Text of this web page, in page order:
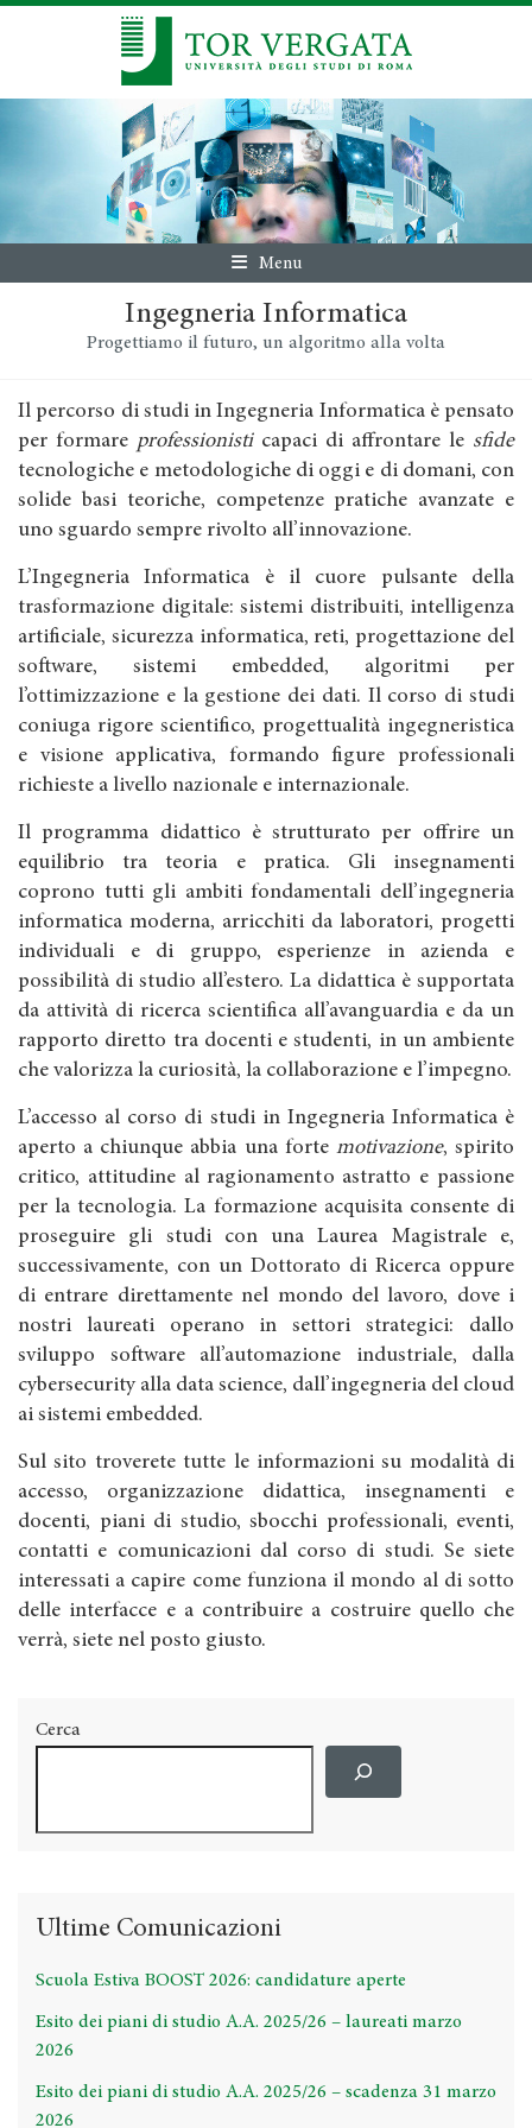
Menu
Ingegneria Informatica
Progettiamo il futuro, un algoritmo alla volta
Il percorso di studi in Ingegneria Informatica è pensato
per formare professionisticapaci di affrontare le sfide
tecnologiche e metodologiche di oggi e di domani, con
solide basi teoriche, competenze pratiche avanzate e
uno sguardo sempre rivolto all’innovazione.
L’Ingegneria Informatica è il cuore pulsante della
trasformazione digitale: sistemi distribuiti, intelligenza
artificiale, sicurezza informatica, reti, progettazione del
software, sistemi embedded, algoritmi per
l’ottimizzazione e la gestione dei dati. Il corso di studi
coniuga rigore scientifico, progettualità ingegneristica
e visione applicativa, formando figure professionali
richieste a livello nazionale e internazionale.
Il programma didattico è strutturato per offrire un
equilibrio tra teoria e pratica. Gli insegnamenti
coprono tutti gli ambiti fondamentali dell’ingegneria
informatica moderna, arricchiti da laboratori, progetti
individuali e di gruppo, esperienze in azienda e
possibilità di studio all’estero. La didattica è supportata
da attività di ricerca scientifica all’avanguardia e da un
rapporto diretto tra docenti e studenti, in un ambiente
che valorizza la curiosità, la collaborazione e l’impegno.
L’accesso al corso di studi in Ingegneria Informatica è
aperto a chiunque abbia una forte motivazione, spirito
critico, attitudine al ragionamento astratto e passione
per la tecnologia. La formazione acquisita consente di
proseguire gli studi con una Laurea Magistrale e,
successivamente, con un Dottorato di Ricerca oppure
di entrare direttamente nel mondo del lavoro, dove i
nostri laureati operano in settori strategici: dallo
sviluppo software all’automazione industriale, dalla
cybersecurity alla data science, dall’ingegneria del cloud
ai sistemi embedded.
Sul sito troverete tutte le informazioni su modalità di
accesso, organizzazione didattica, insegnamenti e
docenti, piani di studio, sbocchi professionali, eventi,
contatti e comunicazioni dal corso di studi. Se siete
interessati a capire come funziona il mondo al di sotto
delle interfacce e a contribuire a costruire quello che
verrà, siete nel posto giusto.
Cerca
Ultime Comunicazioni
Scuola Estiva BOOST 2026: candidature aperte
Esito dei piani di studio A.A. 2025/26 – laureati marzo
2026
Esito dei piani di studio A.A. 2025/26 – scadenza 31 marzo
2026